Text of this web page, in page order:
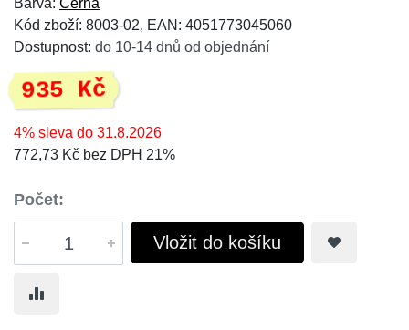
Barva: Černá
Kód zboží: 8003-02, EAN: 4051773045060
Dostupnost: do 10-14 dnů od objednání
935 Kč
4% sleva do 31.8.2026
772,73 Kč bez DPH 21%
Počet:
Vložit do košíku